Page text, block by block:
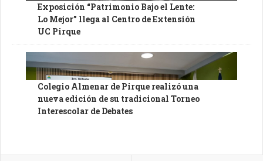
Exposición “Patrimonio Bajo el Lente:
Lo Mejor” llega al Centro de Extensión
UC Pirque
Colegio Almenar de Pirque realizó una
nueva edición de su tradicional Torneo
Interescolar de Debates